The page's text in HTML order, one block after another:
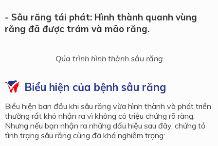
- Sâu răng tái phát: Hình thành quanh vùng
răng đã được trám và mão răng.
Qúa trình hình thành sâu răng
Biểu hiện của bệnh sâu răng
Biểu hiện ban đầu khi sâu răng vừa hình thành và phát triển
thường rất khó nhận ra vì không có triệu chứng rõ ràng.
Nhưng nếu bạn nhận ra những dấu hiệu sau đây, chứng tỏ
tình trạng sâu răng cũng đã khá nghiêm trọng: